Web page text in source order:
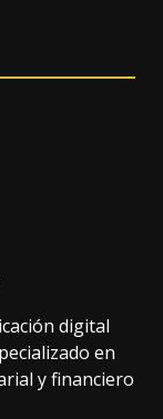
digital
en
y financiero